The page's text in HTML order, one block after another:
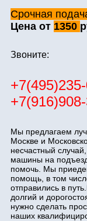
Срочная
Цена от 1350
Звоните:
Мы предлагаем
Москве и
несчастный
машины на
помочь. Мы
помощь, в том
отправились в
долгий и
нужно сделать
наших